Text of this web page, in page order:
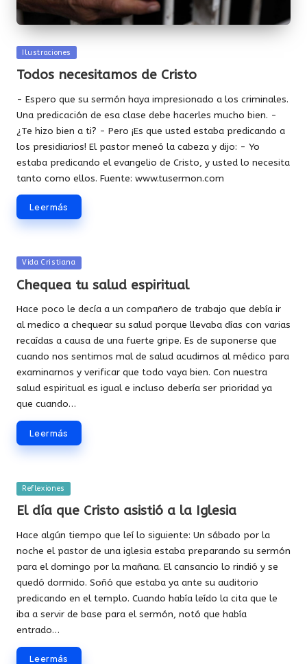
Publicada
Ilustraciones
Todos necesitamos de Cristo
- Espero que su sermón haya impresionado a los criminales.
Una predicación de esa clase debe hacerles mucho bien. -
¿Te hizo bien a ti? - Pero ¡Es que usted estaba predicando a
los presidiarios! El pastor meneó la cabeza y dijo: - Yo
estaba predicando el evangelio de Cristo, y usted lo necesita
tanto como ellos. Fuente: www.tusermon.com
Leer más
Publicada
Vida Cristiana
Chequea tu salud espiritual
Hace poco le decía a un compañero de trabajo que debía ir
al medico a chequear su salud porque llevaba días con varias
recaídas a causa de una fuerte gripe. Es de suponerse que
cuando nos sentimos mal de salud acudimos al médico para
examinarnos y verificar que todo vaya bien. Con nuestra
salud espiritual es igual e incluso debería ser prioridad ya
que cuando…
Leer más
Publicada
en
Reflexiones
El día que Cristo asistió a la Iglesia
Hace algún tiempo que leí lo siguiente: Un sábado por la
noche el pastor de una iglesia estaba preparando su sermón
para el domingo por la mañana. El cansancio lo rindió y se
quedó dormido. Soñó que estaba ya ante su auditorio
predicando en el templo. Cuando había leído la cita que le
iba a servir de base para el sermón, notó que había
entrado…
Leer más